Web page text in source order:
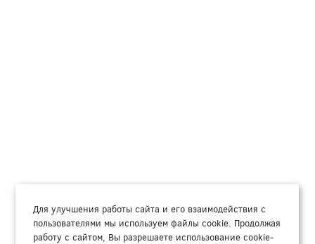
Для улучшения работы сайта и его взаимодействия с
пользователями мы используем файлы cookie. Продолжая
работу с сайтом, Вы разрешаете использование cookie-